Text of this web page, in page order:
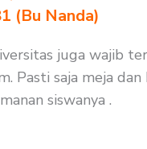
(Bu Nanda)
juga wajib
saja meja
siswanya .